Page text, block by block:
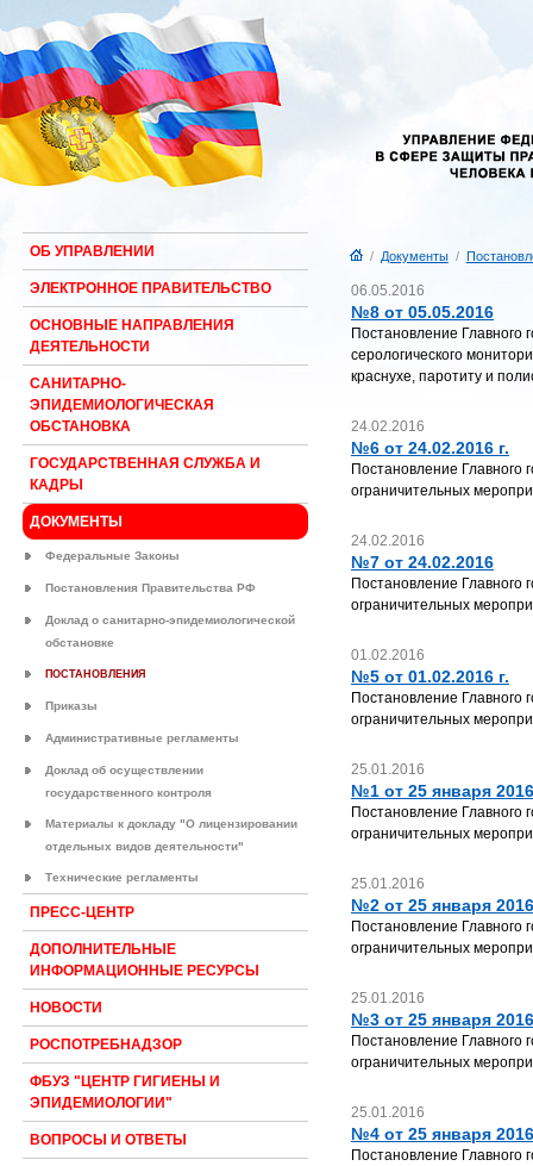
ОБ УПРАВЛЕНИИ
ЭЛЕКТРОННОЕ ПРАВИТЕЛЬСТВО
ОСНОВНЫЕ НАПРАВЛЕНИЯ
ДЕЯТЕЛЬНОСТИ
САНИТАРНО-
ЭПИДЕМИОЛОГИЧЕСКАЯ
ОБСТАНОВКА
ГОСУДАРСТВЕННАЯ СЛУЖБА И
КАДРЫ
ДОКУМЕНТЫ
Федеральные Законы
Постановления Правительства РФ
Доклад о санитарно-эпидемиологической
обстановке
ПОСТАНОВЛЕНИЯ
Приказы
Административные регламенты
Доклад об осуществлении
государственного контроля
Материалы к докладу "О лицензировании
отдельных видов деятельности"
Технические регламенты
ПРЕСС-ЦЕНТР
ДОПОЛНИТЕЛЬНЫЕ
ИНФОРМАЦИОННЫЕ РЕСУРСЫ
НОВОСТИ
РОСПОТРЕБНАДЗОР
ФБУЗ "ЦЕНТР ГИГИЕНЫ И
ЭПИДЕМИОЛОГИИ"
ВОПРОСЫ И ОТВЕТЫ
/ Документы/
06.05.2016
№8 от 05.05.2016
Постановление Главного
серологического
краснухе, паротиту и
24.02.2016
№6 от 24.02.2016 г.
Постановление Главного
ограничительных
24.02.2016
№7 от 24.02.2016
Постановление Главного
ограничительных
01.02.2016
№5 от 01.02.2016 г.
Постановление Главного
ограничительных
25.01.2016
№1 от 25 января
Постановление Главного
ограничительных
25.01.2016
№2 от 25 января
Постановление Главного
ограничительных
25.01.2016
№3 от 25 января
Постановление Главного
ограничительных
25.01.2016
№4 от 25 января
Постановление Главного